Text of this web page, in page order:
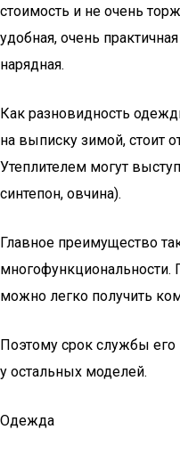
стоимость и не очень
удобная, очень
нарядная.
Как разновидность
на выписку зимой, стоит
Утеплителем могут
синтепон, овчина).
Главное преимущество
можно легко получить
Поэтому срок службы
у остальных моделей.
Одежда